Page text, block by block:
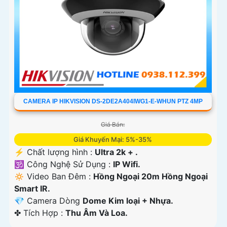
CAMERA IP HIKVISION DS-2DE2A404IWG1-E-WHUN PTZ 4MP
Giá Bán:
Giá Khuyến Mại: 5%-35%
️⚡ Chất lượng hình : Ultra 2k + .
🕉️ Công Nghệ Sử Dụng : IP Wifi.
🔅 Video Ban Đêm : Hồng Ngoại 20m Hồng Ngoại
Smart IR.
💎 Camera Dòng Dome Kim loại + Nhựa.
️✤ Tích Hợp : Thu Âm Và Loa.